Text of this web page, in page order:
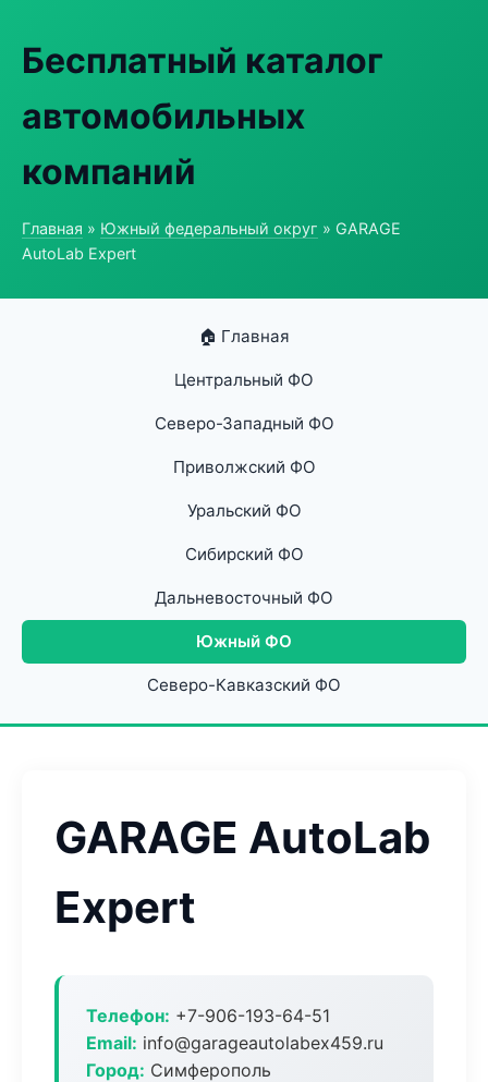
Бесплатный каталог
автомобильных
компаний
Главная » Южный федеральный округ » GARAGE
AutoLab Expert
🏠 Главная
Центральный ФО
Северо-Западный ФО
Приволжский ФО
Уральский ФО
Сибирский ФО
Дальневосточный ФО
Южный ФО
Северо-Кавказский ФО
GARAGE AutoLab
Expert
Телефон: +7-906-193-64-51
Email: info@garageautolabex459.ru
Город: Симферополь